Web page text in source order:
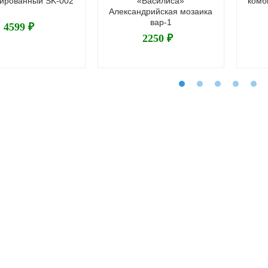
4599 ₽
Александрийская мозаика
вар-1
2250 ₽